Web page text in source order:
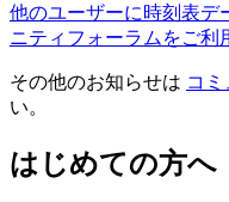
他のユーザーに時刻表デ
ニティフォーラムをご利
その他のお知らせは コ
い。
はじめての方へ